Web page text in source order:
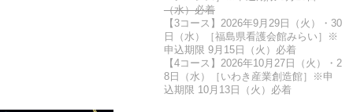
（水）必着
【3コース】2026年9月29日（火）・30
日（水）［福島県看護会館みらい］※
申込期限 9月15日（火）必着
【4コース】2026年10月27日（火）・2
8日（水）［いわき産業創造館］※申
込期限 10月13日（火）必着